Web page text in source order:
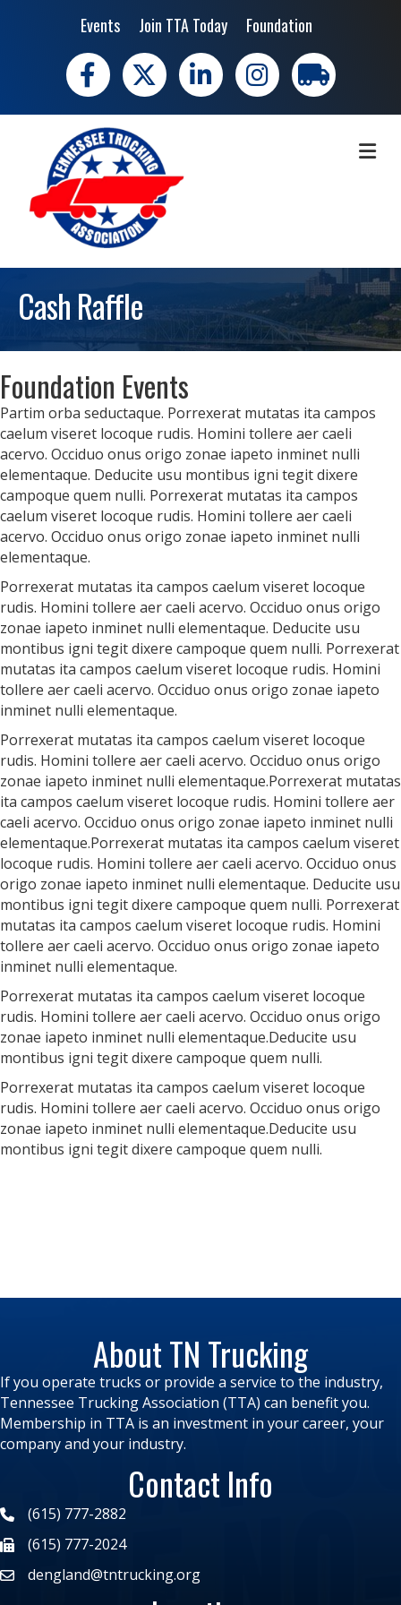
Events Join TTA Today Foundation
Facebook
X LinkedIn Instagramtrucking moves
Cash Raffle
Foundation Events
Partim orba seductaque. Porrexerat mutatas ita campos
caelum viseret locoque rudis. Homini tollere aer caeli
acervo. Occiduo onus origo zonae iapeto inminet nulli
elementaque. Deducite usu montibus igni tegit dixere
campoque quem nulli. Porrexerat mutatas ita campos
caelum viseret locoque rudis. Homini tollere aer caeli
acervo. Occiduo onus origo zonae iapeto inminet nulli
elementaque.
Porrexerat mutatas ita campos caelum viseret locoque
rudis. Homini tollere aer caeli acervo. Occiduo onus origo
zonae iapeto inminet nulli elementaque. Deducite usu
montibus igni tegit dixere campoque quem nulli. Porrexerat
mutatas ita campos caelum viseret locoque rudis. Homini
tollere aer caeli acervo. Occiduo onus origo zonae iapeto
inminet nulli elementaque.
Porrexerat mutatas ita campos caelum viseret locoque
rudis. Homini tollere aer caeli acervo. Occiduo onus origo
zonae iapeto inminet nulli elementaque.Porrexerat mutatas
ita campos caelum viseret locoque rudis. Homini tollere aer
caeli acervo. Occiduo onus origo zonae iapeto inminet nulli
elementaque.Porrexerat mutatas ita campos caelum viseret
locoque rudis. Homini tollere aer caeli acervo. Occiduo onus
origo zonae iapeto inminet nulli elementaque. Deducite usu
montibus igni tegit dixere campoque quem nulli. Porrexerat
mutatas ita campos caelum viseret locoque rudis. Homini
tollere aer caeli acervo. Occiduo onus origo zonae iapeto
inminet nulli elementaque.
Porrexerat mutatas ita campos caelum viseret locoque
rudis. Homini tollere aer caeli acervo. Occiduo onus origo
zonae iapeto inminet nulli elementaque.Deducite usu
montibus igni tegit dixere campoque quem nulli.
Porrexerat mutatas ita campos caelum viseret locoque
rudis. Homini tollere aer caeli acervo. Occiduo onus origo
zonae iapeto inminet nulli elementaque.Deducite usu
montibus igni tegit dixere campoque quem nulli.
About TN Trucking
If you operate trucks or provide a service to the industry,
Tennessee Trucking Association (TTA) can benefit you.
Membership in TTA is an investment in your career, your
company and your industry.
Contact Info
(615) 777-2882
(615) 777-2024
dengland@tntrucking.org